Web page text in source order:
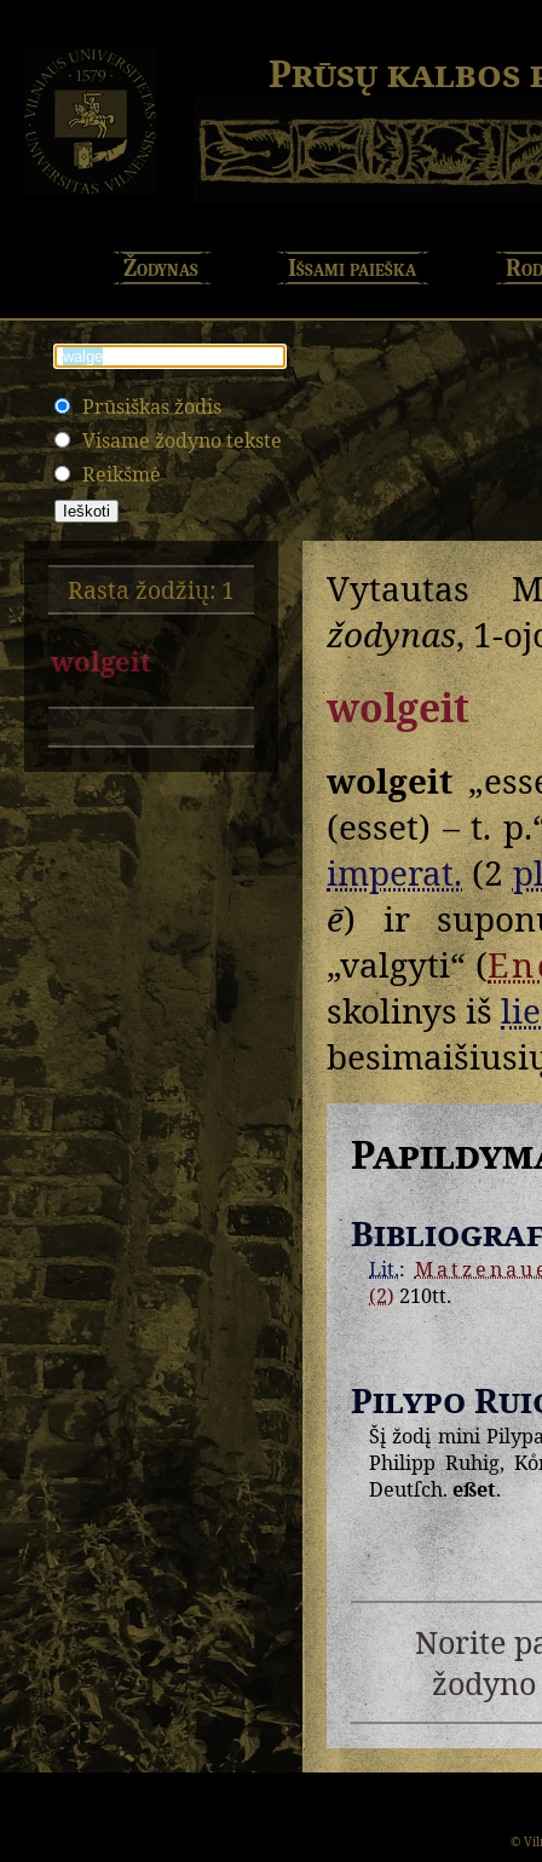
Prūsų kalbos
Žodynas Išsami paieška
Prūsiškas žodis
Visame žodyno tekste
Reikšmė
Rasta žodžių: 1
wolgeit
Vytautas
žodynas, 1-
wolgeit
wolgeit
(esset) – t.
imperat.(2
ē) ir
„valgyti“ (
skolinys iš
Lit.:
(2)210tt.
Pilypo
Šį žodį mini
Philipp Ruhig,
Deutſch.eßet.
Norite
©